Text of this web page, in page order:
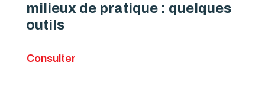
milieux de pratique : quelques
outils
Consulter